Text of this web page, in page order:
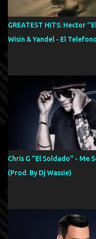
GREATEST HITS: Hector
Wisin & Yandel - El
Chris G "El Soldado" - Me
(Prod. By Dj Wassie)